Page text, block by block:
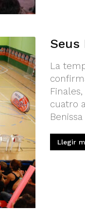
Seus
La
cuatro
Llegir